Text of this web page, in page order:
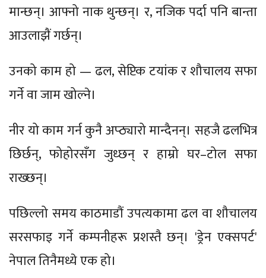
मान्छन्। आफ्नो नाक थुन्छन्। र, नजिक पर्दा पनि बान्ता
आउलाझैं गर्छन्।
उनको काम हो — ढल, सेप्टिक टयांक र शौचालय सफा
गर्ने वा जाम खोल्ने।
नीर यो काम गर्न कुनै अप्ठ्यारो मान्दैनन्। सहजै ढलभित्र
छिर्छन्, फोहोरसँग जुध्छन् र हाम्रो घर–टोल सफा
राख्छन्।
पछिल्लो समय काठमाडौं उपत्यकामा ढल वा शौचालय
सरसफाइ गर्ने कम्पनीहरू प्रशस्तै छन्। 'ड्रेन एक्सपर्ट'
नेपाल तिनैमध्ये एक हो।